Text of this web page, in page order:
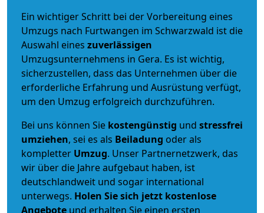
Ein wichtiger Schritt bei der Vorbereitung eines
Umzugs nach Furtwangen im Schwarzwald ist die
Auswahl eines zuverlässigen
Umzugsunternehmens in Gera. Es ist wichtig,
sicherzustellen, dass das Unternehmen über die
erforderliche Erfahrung und Ausrüstung verfügt,
um den Umzug erfolgreich durchzuführen.
Bei uns können Sie kostengünstig und stressfrei
umziehen, sei es als Beiladung oder als
kompletter Umzug. Unser Partnernetzwerk, das
wir über die Jahre aufgebaut haben, ist
deutschlandweit und sogar international
unterwegs. Holen Sie sich jetzt kostenlose
Angebote und erhalten Sie einen ersten